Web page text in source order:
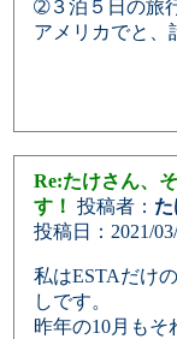
➁３泊５日の旅
アメリカでと、
Re:たけさん、
す！ 投稿者：
投稿日：2021/
私はESTAだけ
しです。
昨年の10月もそ